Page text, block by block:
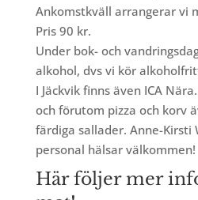
Ankomstkväll arrangerar vi
Pris 90 kr.
Under bok- och
alkohol, dvs vi kör
I Jäckvik finns även ICA
och förutom pizza och korv
färdiga sallader. Anne-Kirsti
personal hälsar välkommen!
Här följer mer